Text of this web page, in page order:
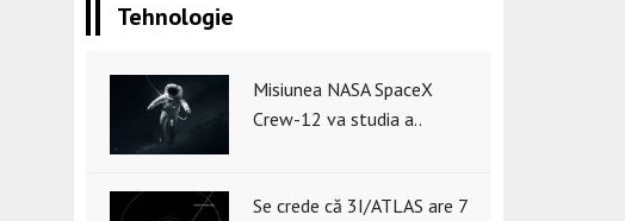
Tehnologie
Misiunea NASA SpaceX
Crew-12 va studia a..
Se crede că 3I/ATLAS are 7